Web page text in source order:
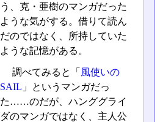
う、克・亜樹のマンガだった
ような気がする。借りて読ん
だのではなく、所持していた
ような記憶がある。
調べてみると「 風使いの
SAIL 」というマンガだっ
た……のだが、ハンググライ
ダのマンガではなく、主人公